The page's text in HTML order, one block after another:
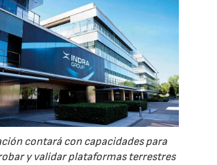
contará con capacidades para
y validar plataformas terrestres